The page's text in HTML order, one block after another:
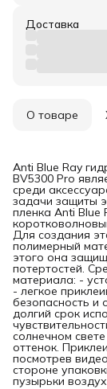
Доставка
О товаре
Anti Blue Ray
BV5300 Pro
среди
задачи защиты
пленка Anti Blue
Для создания
полимерный
этого она
потертостей.
материала: -
- легкое
безопасность и
долгий срок
солнечном
оттенок.
посмотрев
стороне
пузырьки